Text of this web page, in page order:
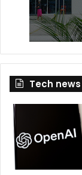
Tech news